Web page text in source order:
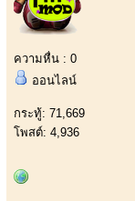
ความหื่น : 0
ออนไลน์
กระทู้: 71,669
โพสต์: 4,936